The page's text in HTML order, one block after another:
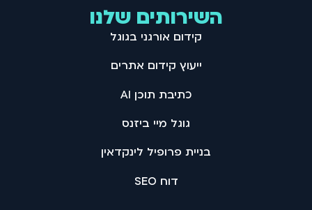
השירותים שלנו
קידום אורגני בגוגל
ייעוץ קידום אתרים
כתיבת תוכן AI
גוגל מיי ביזנס
בניית פרופיל לינקדאין
דוח SEO